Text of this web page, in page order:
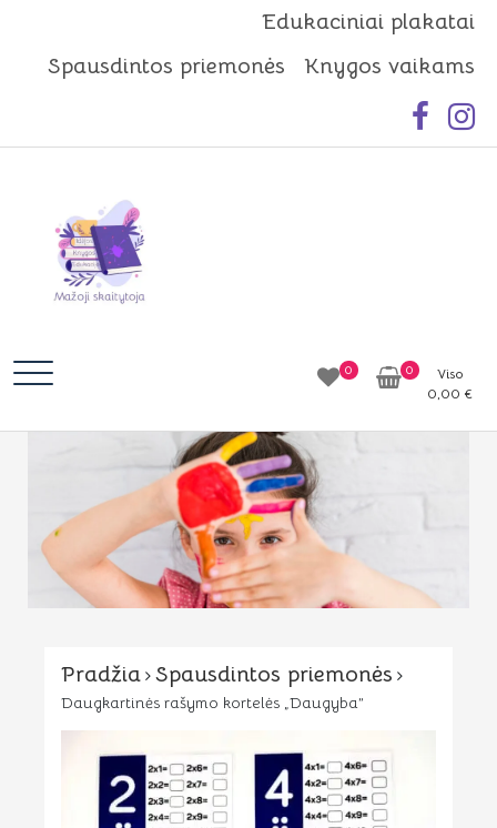
content
Edukaciniai plakatai
Spausdintos priemonės
Knygos vaikams
0 0
Viso
0,00 €
Pradžia Spausdintos priemonės
Daugkartinės rašymo kortelės „Daugyba”